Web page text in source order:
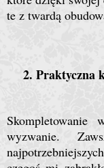
te z twardą
2. Praktyczna
Skompletowanie
wyzwanie.